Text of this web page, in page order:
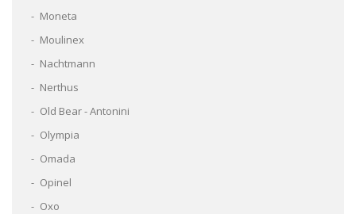
Moneta
Moulinex
Nachtmann
Nerthus
Old Bear - Antonini
Olympia
Omada
Opinel
Oxo